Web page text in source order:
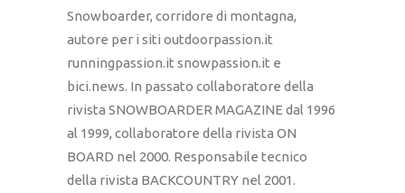
Snowboarder, corridore di montagna,
autore per i siti outdoorpassion.it
runningpassion.it snowpassion.it e
bici.news. In passato collaboratore della
rivista SNOWBOARDER MAGAZINE dal 1996
al 1999, collaboratore della rivista ON
BOARD nel 2000. Responsabile tecnico
della rivista BACKCOUNTRY nel 2001.